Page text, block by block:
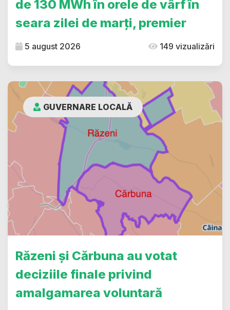
de 130 MWh în orele de vârf în
seara zilei de marți, premier
5 august 2026 149 vizualizări
GUVERNARE LOCALĂ
Răzeni și Cărbuna au votat
deciziile finale privind
amalgamarea voluntară